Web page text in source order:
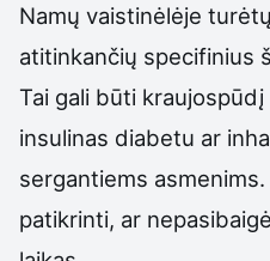
Namų vaistinėlėje
atitinkančių specifinius
Tai gali būti
insulinas diabetu ar
sergantiems
patikrinti, ar